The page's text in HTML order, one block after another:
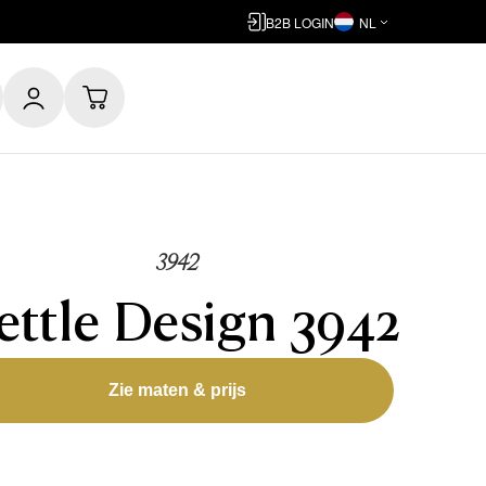
B2B LOGIN NL
3942
Design 3942
Zie maten & prijs